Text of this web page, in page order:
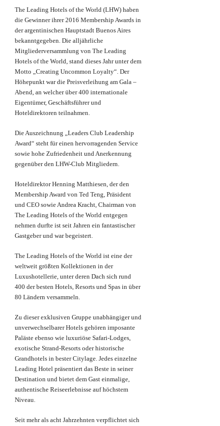
The Leading Hotels of the World (LHW) haben
die Gewinner ihrer 2016 Membership Awards in
der argentinischen Hauptstadt Buenos Aires
bekanntgegeben. Die alljährliche
Mitgliederversammlung von The Leading
Hotels of the World, stand dieses Jahr unter dem
Motto „Creating Uncommon Loyalty“. Der
Höhepunkt war die Preisverleihung am Gala –
Abend, an welcher über 400 internationale
Eigentümer, Geschäftsführer und
Hoteldirektoren teilnahmen.
Die Auszeichnung „Leaders Club Leadership
Award“ steht für einen hervorragenden Service
sowie hohe Zufriedenheit und Anerkennung
gegenüber den LHW-Club Mitgliedern.
Hoteldirektor Henning Matthiesen, der den
Membership Award von Ted Teng, Präsident
und CEO sowie Andrea Kracht, Chairman von
The Leading Hotels of the World entgegen
nehmen durfte ist seit Jahren ein fantastischer
Gastgeber und war begeistert.
The Leading Hotels of the World ist eine der
weltweit größten Kollektionen in der
Luxushotellerie, unter deren Dach sich rund
400 der besten Hotels, Resorts und Spas in über
80 Ländern versammeln.
Zu dieser exklusiven Gruppe unabhängiger und
unverwechselbarer Hotels gehören imposante
Paläste ebenso wie luxuriöse Safari-Lodges,
exotische Strand-Resorts oder historische
Grandhotels in bester Citylage. Jedes einzelne
Leading Hotel präsentiert das Beste in seiner
Destination und bietet dem Gast einmalige,
authentische Reiseerlebnisse auf höchstem
Niveau.
Seit mehr als acht Jahrzehnten verpflichtet sich